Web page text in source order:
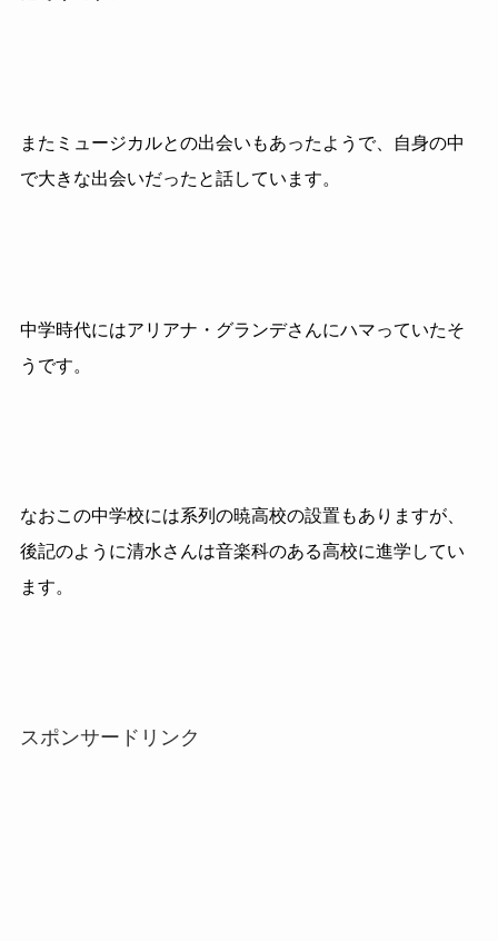
またミュージカルとの出会いもあったようで、自身の中
で大きな出会いだったと話しています。
中学時代にはアリアナ・グランデさんにハマっていたそ
うです。
なおこの中学校には系列の暁高校の設置もありますが、
後記のように清水さんは音楽科のある高校に進学してい
ます。
スポンサードリンク